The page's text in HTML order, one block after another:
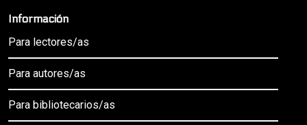
Información
Para lectores/as
Para autores/as
Para bibliotecarios/as